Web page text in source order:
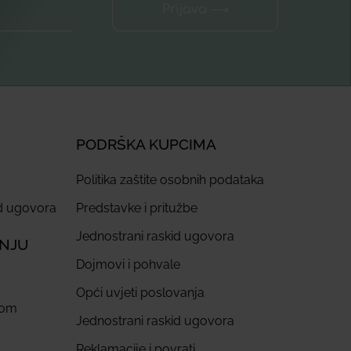
ugovora
PODRŠKA KUPCIMA
Politika zaštite osobnih podataka
Predstavke i pritužbe
Jednostrani raskid ugovora
Dojmovi i pohvale
Opći uvjeti poslovanja
Jednostrani raskid ugovora